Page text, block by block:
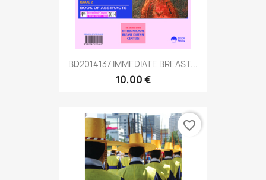
BD2014137 IMMEDIATE BREAST...
10,00 €
favorite_border